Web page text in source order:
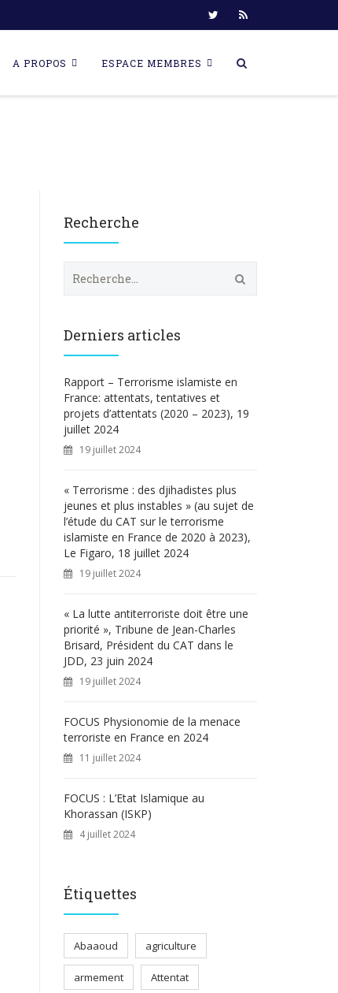
A PROPOS ESPACE MEMBRES
Recherche
e
h
e
r
:
Derniers articles
Rapport – Terrorisme islamiste en
France: attentats, tentatives et
projets d’attentats (2020 – 2023), 19
juillet 2024
19 juillet 2024
« Terrorisme : des djihadistes plus
jeunes et plus instables » (au sujet de
l’étude du CAT sur le terrorisme
islamiste en France de 2020 à 2023),
Le Figaro, 18 juillet 2024
19 juillet 2024
« La lutte antiterroriste doit être une
priorité », Tribune de Jean-Charles
Brisard, Président du CAT dans le
JDD, 23 juin 2024
19 juillet 2024
FOCUS Physionomie de la menace
terroriste en France en 2024
11 juillet 2024
FOCUS : L’Etat Islamique au
Khorassan (ISKP)
4 juillet 2024
Étiquettes
Abaaoud agriculture
armement Attentat